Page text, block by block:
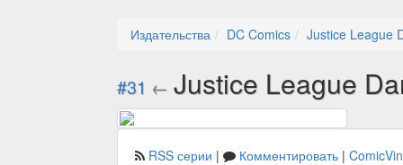
Издательства DC Comics Justice League
#31 ← Justice League
RSS серии | Комментировать |